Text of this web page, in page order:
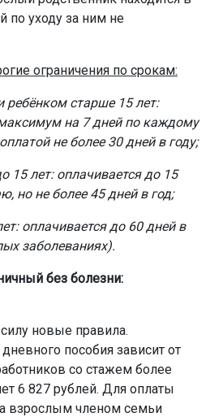
по уходу за ним не
ограничения по срокам:
ребёнком старше 15 лет:
на 7 дней по каждому
не более 30 дней в году;
15 лет: оплачивается до 15
но не более 45 дней в год;
оплачивается до 60 дней в
заболеваниях).
без болезни:
новые правила.
пособия зависит от
со стажем более
6 827 рублей. Для оплаты
взрослым членом семьи